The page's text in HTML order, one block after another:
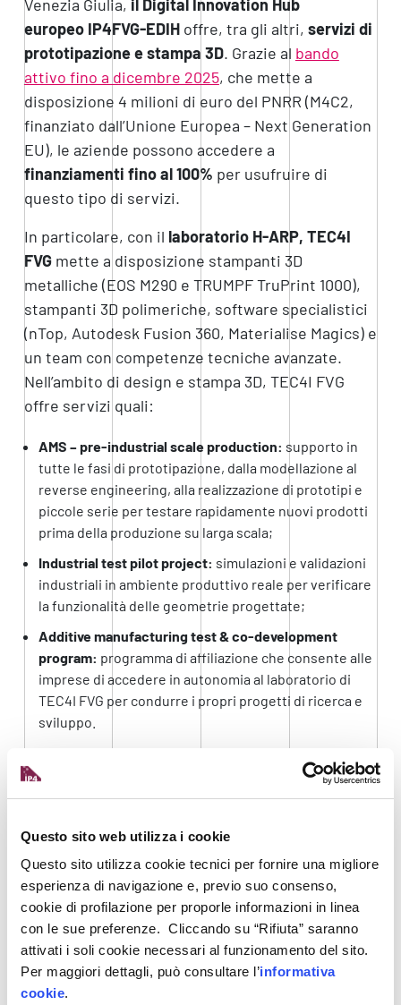
Questo sito web utilizza i cookie
Questo sito utilizza cookie tecnici per fornire una migliore
esperienza di navigazione e, previo suo consenso,
cookie di profilazione per proporle informazioni in linea
con le sue preferenze. Cliccando su “Rifiuta” saranno
attivati i soli cookie necessari al funzionamento del sito.
Per maggiori dettagli, può consultare l’informativa
cookie.
Venezia Giulia, il Digital Innovation Hub
europeo IP4FVG-EDIHoffre, tra gli altri, servizi di
prototipazione e stampa 3D. Grazie al bando
attivo fino a dicembre 2025, che mette a
disposizione 4 milioni di euro del PNRR (M4C2,
finanziato dall’Unione Europea – Next Generation
EU), le aziende possono accedere a
finanziamenti fino al 100% per usufruire di
questo tipo di servizi.
In particolare, con il laboratorio H-ARP, TEC4I
FVGmette a disposizione stampanti 3D
metalliche (EOS M290 e TRUMPF TruPrint 1000),
stampanti 3D polimeriche, software specialistici
(nTop, Autodesk Fusion 360, Materialise Magics) e
un team con competenze tecniche avanzate.
Nell’ambito di design e stampa 3D, TEC4I FVG
offre servizi quali:
AMS – pre-industrial scale production: supporto in
tutte le fasi di prototipazione, dalla modellazione al
reverse engineering, alla realizzazione di prototipi e
piccole serie per testare rapidamente nuovi prodotti
prima della produzione su larga scala;
Industrial test pilot project: simulazioni e validazioni
industriali in ambiente produttivo reale per verificare
la funzionalità delle geometrie progettate;
Additive manufacturing test & co-development
program: programma di affiliazione che consente alle
imprese di accedere in autonomia al laboratorio di
TEC4I FVG per condurre i propri progetti di ricerca e
sviluppo.
«H-ARP non è solo un’offerta tecnologica, ma un
vero e proprio accompagnamento delle imprese
sostenibili – affermaSelina Rosset,
HUB H-ARP di TEC4I FVG. Accompagniamo le
imprese lungo tutto il percorso, dal design
iniziale fino al prodotto finito, contribuendo a
ridurre fino al 60% il tempo di
commercializzazione e a ottimizzare i
componenti fino al 40% in peso, riducendo